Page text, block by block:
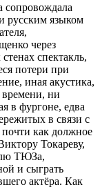
сопровождала
русским языком
через
спектакль,
потери при
иная акустика,
времени, ни
в фургоне, едва
в связи с
как должное
Токареву,
ТЮЗа,
и сыграть
актёра. Как